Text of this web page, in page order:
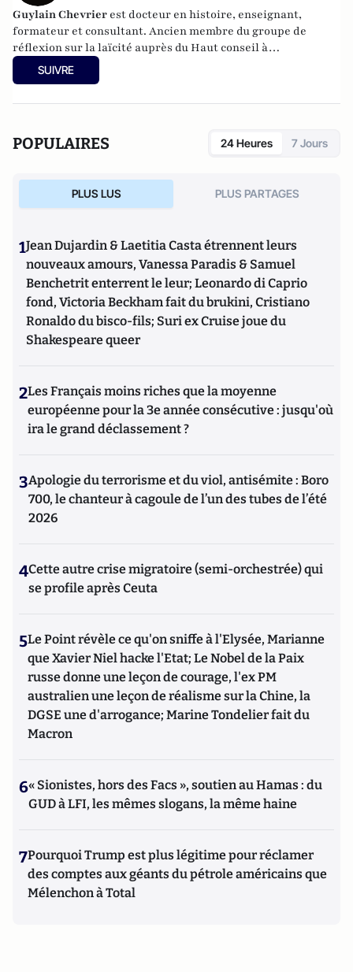
Guylain Chevrier est docteur en histoire, enseignant,
formateur et consultant. Ancien membre du groupe de
réflexion sur la laïcité auprès du Haut conseil à
l’intégration. Dernier ouvrage :
travail social,L’Harmattan, sous la direction de Guylain
SUIVRE
POPULAIRES 24 Heures 7 Jours
PLUS LUS PLUS PARTAGES
1Jean Dujardin & Laetitia Casta étrennent leurs
nouveaux amours, Vanessa Paradis & Samuel
Benchetrit enterrent le leur; Leonardo di Caprio
fond, Victoria Beckham fait du brukini, Cristiano
Ronaldo du bisco-fils; Suri ex Cruise joue du
Shakespeare queer
2Les Français moins riches que la moyenne
européenne pour la 3e année consécutive : jusqu'où
ira le grand déclassement ?
3Apologie du terrorisme et du viol, antisémite : Boro
700, le chanteur à cagoule de l’un des tubes de l’été
2026
4Cette autre crise migratoire (semi-orchestrée) qui
se profile après Ceuta
5Le Point révèle ce qu'on sniffe à l'Elysée, Marianne
que Xavier Niel hacke l'Etat; Le Nobel de la Paix
russe donne une leçon de courage, l'ex PM
australien une leçon de réalisme sur la Chine, la
DGSE une d'arrogance; Marine Tondelier fait du
Macron
6« Sionistes, hors des Facs », soutien au Hamas : du
GUD à LFI, les mêmes slogans, la même haine
7Pourquoi Trump est plus légitime pour réclamer
des comptes aux géants du pétrole américains que
Mélenchon à Total